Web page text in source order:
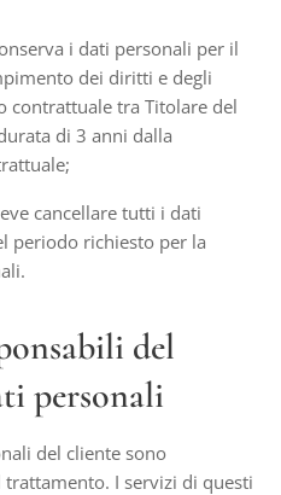
i dati personali per il
dei diritti e degli
contrattuale tra Titolare del
di 3 anni dalla
cancellare tutti i dati
periodo richiesto per la
del
personali
del cliente sono
I servizi di questi